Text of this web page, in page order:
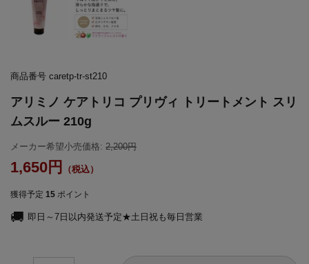
商品番号 caretp-tr-st210
アリミノ ケアトリコ プリヴィ トリートメント スリ
ムスルー 210g
メーカー希望小売価格: 2,200
1,650
獲得予定 15 ポイント
即日～7日以内発送予定★土日祝も毎日営業